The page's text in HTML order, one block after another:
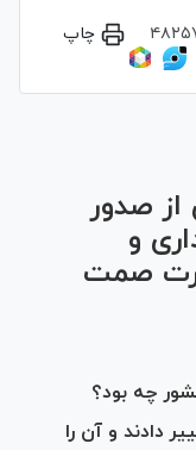
چاپ
صدور
و
صمت
چه بود؟
دادند و آن را